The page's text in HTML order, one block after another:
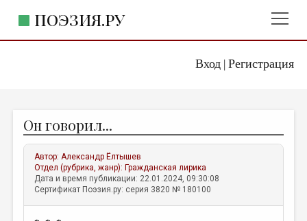
Вход| Регистрация
ПОЭЗИЯ.РУ
ЖАНРЫ
АВТОРЫ
КОММЕНТАРИИ
ЛИТСАЛОН
Он говорил...
Автор:Александр Ёлтышев
Отдел (рубрика, жанр): Гражданская лирика
Дата и время публикации: 22.01.2024, 09:30:08
Сертификат Поэзия.ру: серия 3820 № 180100